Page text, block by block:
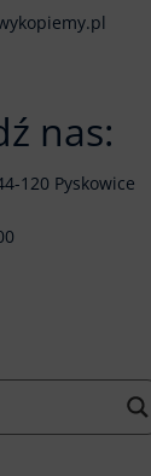
nas:
120 Pyskowice